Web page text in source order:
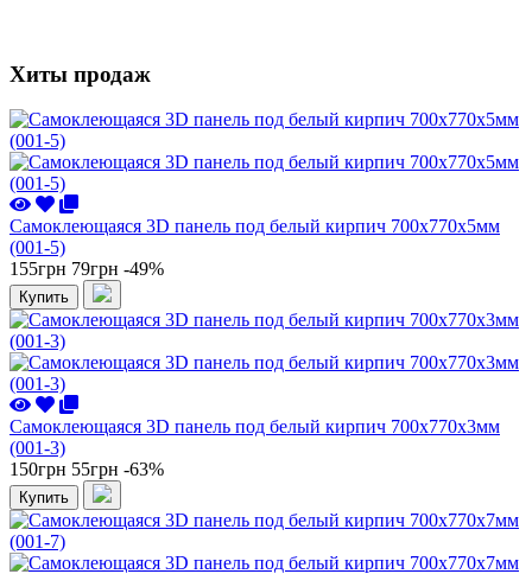
Хиты продаж
Самоклеющаяся 3D панель под белый кирпич 700x770x5мм
(001-5)
155грн 79грн -49%
Купить
Самоклеющаяся 3D панель под белый кирпич 700x770x3мм
(001-3)
150грн 55грн -63%
Купить